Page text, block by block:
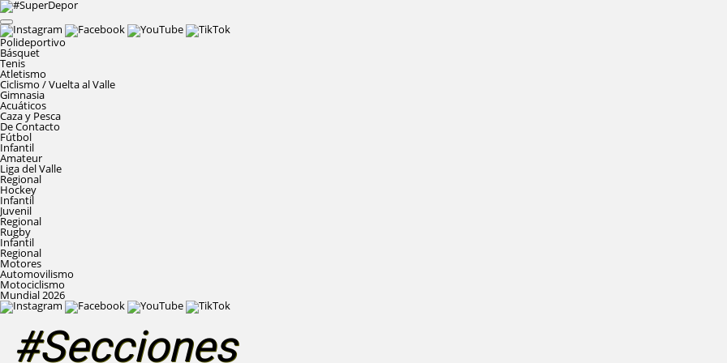
Polideportivo
Básquet
Tenis
Atletismo
Ciclismo / Vuelta al Valle
Gimnasia
Acuáticos
Caza y Pesca
De Contacto
Fútbol
Infantil
Amateur
Liga del Valle
Regional
Hockey
Infantil
Juvenil
Regional
Rugby
Infantil
Regional
Motores
Automovilismo
Motociclismo
Mundial 2026
#Secciones